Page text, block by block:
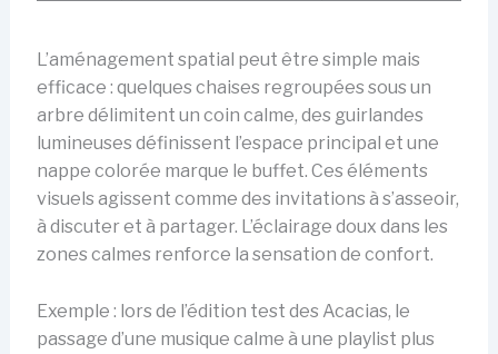
L’aménagement spatial peut être simple mais
efficace : quelques chaises regroupées sous un
arbre délimitent un coin calme, des guirlandes
lumineuses définissent l’espace principal et une
nappe colorée marque le buffet. Ces éléments
visuels agissent comme des invitations à s’asseoir,
à discuter et à partager. L’éclairage doux dans les
zones calmes renforce la sensation de confort.
Exemple : lors de l’édition test des Acacias, le
passage d’une musique calme à une playlist plus